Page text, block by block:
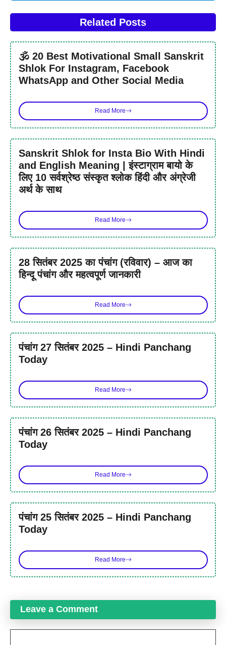
Related Posts
🕉️ 20 Best Motivational Small Sanskrit
Shlok For Instagram, Facebook
WhatsApp and Other Social Media
Read More
Sanskrit Shlok for Insta Bio With Hindi
and English Meaning | इंस्टाग्राम बायो के
लिए 10 सर्वश्रेष्ठ संस्कृत श्लोक हिंदी और अंग्रेजी
अर्थ के साथ
Read More
28 सितंबर 2025 का पंचांग (रविवार) – आज का
हिन्दू पंचांग और महत्वपूर्ण जानकारी
Read More
पंचांग 27 सितंबर 2025 – Hindi Panchang
Today
Read More
पंचांग 26 सितंबर 2025 – Hindi Panchang
Today
Read More
पंचांग 25 सितंबर 2025 – Hindi Panchang
Today
Read More
Leave a Comment